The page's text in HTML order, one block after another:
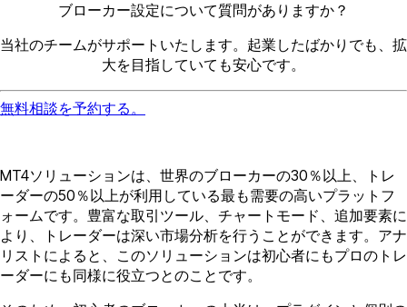
ブローカー設定について質問がありますか？
当社のチームがサポートいたします。起業したばかりでも、拡
大を目指していても安心です。
無料相談を予約する。
MT4ソリューションは、世界のブローカーの30％以上、トレ
ーダーの50％以上が利用している最も需要の高いプラットフ
ォームです。豊富な取引ツール、チャートモード、追加要素に
より、トレーダーは深い市場分析を行うことができます。アナ
リストによると、このソリューションは初心者にもプロのトレ
ーダーにも同様に役立つとのことです。